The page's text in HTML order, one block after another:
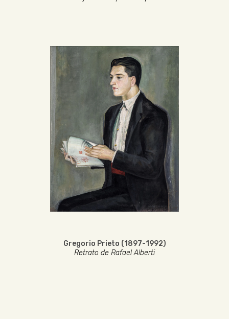
Gregorio Prieto (1897-1992)
Retrato de Rafael Alberti